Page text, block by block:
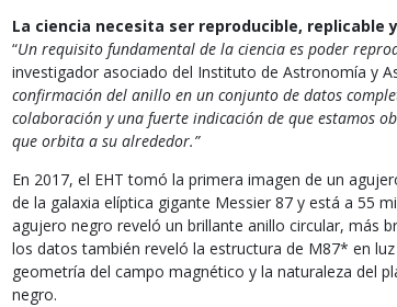
La ciencia necesita ser reproducible, replicable
“Un requisito fundamental de la ciencia es poder
investigador asociado del Instituto de Astronomía y
confirmación del anillo en un conjunto de datos
colaboración y una fuerte indicación de que estamos
que orbita a su alrededor.”
En 2017, el EHT tomó la primera imagen de un
de la galaxia elíptica gigante Messier 87 y está a 55
agujero negro reveló un brillante anillo circular, más
los datos también reveló la estructura de M87* en
geometría del campo magnético y la naturaleza del
negro.